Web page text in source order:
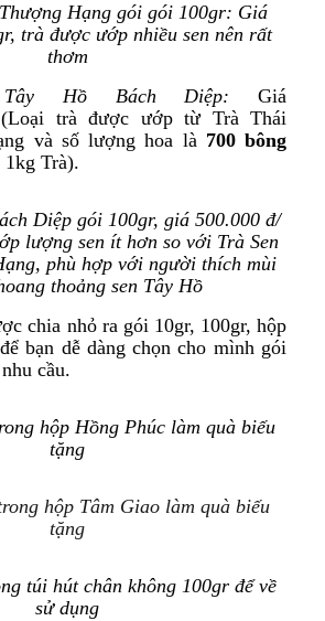
Hạng gói gói 100gr: Giá
trà được ướp nhiều sen nên rất
thơm
Hồ Bách Diệp: Giá
trà được ướp từ Trà Thái
và số lượng hoa là 700 bông
Trà).
Diệp gói 100gr, giá 500.000 đ/
lượng sen ít hơn so với Trà Sen
phù hợp với người thích mùi
thoảng sen Tây Hồ
chia nhỏ ra gói 10gr, 100gr, hộp
bạn dễ dàng chọn cho mình gói
cầu.
hộp Hồng Phúc làm quà biếu
tặng
hộp Tâm Giao làm quà biếu
tặng
túi hút chân không 100gr để về
sử dụng